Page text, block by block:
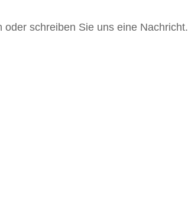
schreiben Sie uns eine Nachricht.